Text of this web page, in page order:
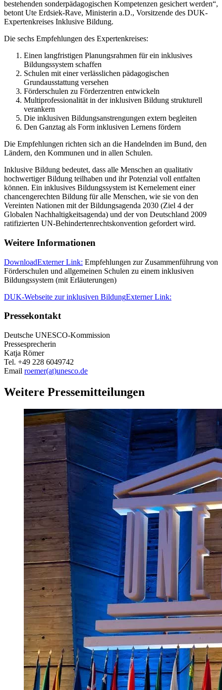
bestehenden sonderpädagogischen Kompetenzen gesichert werden“,
betont Ute Erdsiek-Rave, Ministerin a.D., Vorsitzende des DUK-
Expertenkreises Inklusive Bildung.
Die sechs Empfehlungen des Expertenkreises:
Einen langfristigen Planungsrahmen für ein inklusives
Bildungssystem schaffen
Schulen mit einer verlässlichen pädagogischen
Grundausstattung versehen
Förderschulen zu Förderzentren entwickeln
Multiprofessionalität in der inklusiven Bildung strukturell
verankern
Die inklusiven Bildungsanstrengungen extern begleiten
Den Ganztag als Form inklusiven Lernens fördern
Die Empfehlungen richten sich an die Handelnden im Bund, den
Ländern, den Kommunen und in allen Schulen.
Inklusive Bildung bedeutet, dass alle Menschen an qualitativ
hochwertiger Bildung teilhaben und ihr Potenzial voll entfalten
können. Ein inklusives Bildungssystem ist Kernelement einer
chancengerechten Bildung für alle Menschen, wie sie von den
Vereinten Nationen mit der Bildungsagenda 2030 (Ziel 4 der
Globalen Nachhaltigkeitsagenda) und der von Deutschland 2009
ratifizierten UN-Behindertenrechtskonvention gefordert wird.
Weitere Informationen
DownloadExterner Link: Empfehlungen zur Zusammenführung von
Förderschulen und allgemeinen Schulen zu einem inklusiven
Bildungssystem (mit Erläuterungen)
DUK-Webseite zur inklusiven BildungExterner Link:
Pressekontakt
Deutsche UNESCO-Kommission
Pressesprecherin
Katja Römer
Tel. +49 228 6049742
Email roemer(at)unesco.de
Weitere Pressemitteilungen